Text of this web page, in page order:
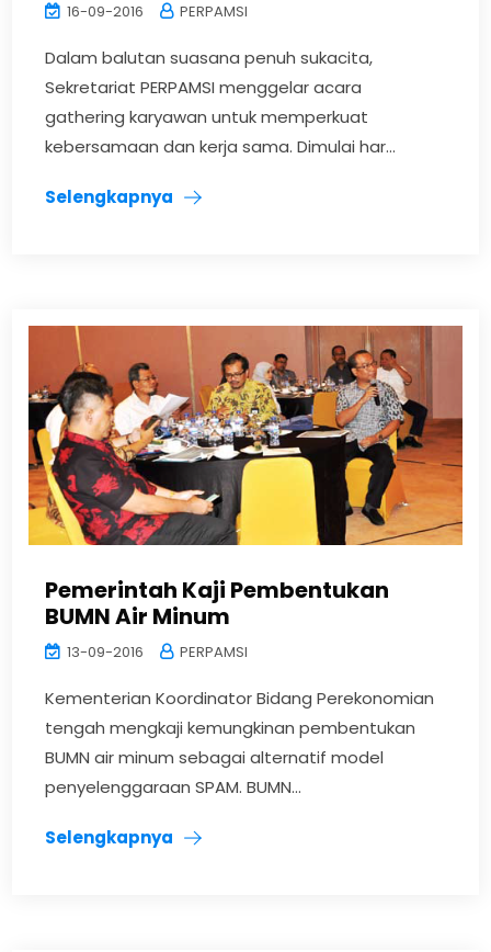
16-09-2016 PERPAMSI
Dalam balutan suasana penuh sukacita,
Sekretariat PERPAMSI menggelar acara
gathering karyawan untuk memperkuat
kebersamaan dan kerja sama. Dimulai har...
Selengkapnya
Pemerintah Kaji Pembentukan
BUMN Air Minum
13-09-2016 PERPAMSI
Kementerian Koordinator Bidang Perekonomian
tengah mengkaji kemungkinan pembentukan
BUMN air minum sebagai alternatif model
penyelenggaraan SPAM. BUMN...
Selengkapnya